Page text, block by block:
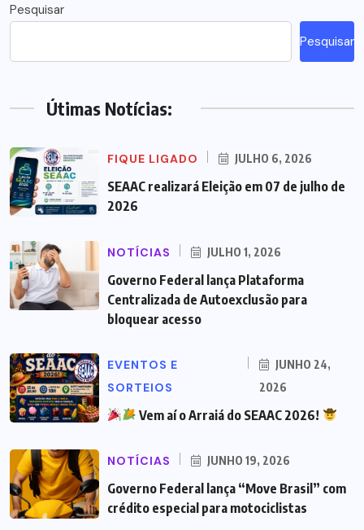
Pesquisar
Pesquisar
Útimas Notícias:
FIQUE LIGADO JULHO 6, 2026
SEAAC realizará Eleição em 07 de julho de
2026
NOTÍCIAS JULHO 1, 2026
Governo Federal lança Plataforma
Centralizada de Autoexclusão para
bloquear acesso
EVENTOS E
SORTEIOS
JUNHO 24,
2026
Vem aí o Arraiá do SEAAC 2026!
NOTÍCIAS JUNHO 19, 2026
Governo Federal lança “Move Brasil” com
crédito especial para motociclistas